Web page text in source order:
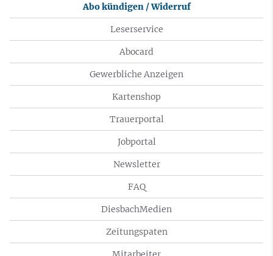
Abo kündigen / Widerruf
Leserservice
Abocard
Gewerbliche Anzeigen
Kartenshop
Trauerportal
Jobportal
Newsletter
FAQ
DiesbachMedien
Zeitungspaten